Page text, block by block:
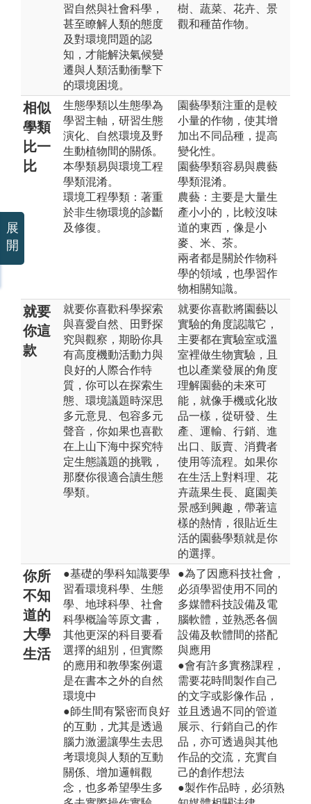
習自然與社會科學，
甚至瞭解人類的態度
及對環境問題的認
知，才能解決氣候變
遷與人類活動衝擊下
的環境困境。
樹、蔬菜、花卉、景
觀和種苗作物。
相似
學類
比一
比
生態學類以生態學為
學習主軸，研習生態
演化、自然環境及野
生動植物間的關係。
本學類易與環境工程
學類混淆。
環境工程學類：著重
於非生物環境的診斷
及修復。
園藝學類注重的是較
小量的作物，使其增
加出不同品種，提高
變化性。
園藝學類容易與農藝
學類混淆。
農藝：主要是大量生
產小小的，比較沒味
道的東西，像是小
麥、米、茶。
兩者都是關於作物科
學的領域，也學習作
物相關知識。
就要
你這
款
就要你喜歡科學探索
與喜愛自然、田野探
究與觀察，期盼你具
有高度機動活動力與
良好的人際合作特
質，你可以在探索生
態、環境議題時深思
多元意見、包容多元
聲音，你如果也喜歡
在上山下海中探究特
定生態議題的挑戰，
那麼你很適合讀生態
學類。
就要你喜歡將園藝以
實驗的角度認識它，
主要都在實驗室或溫
室裡做生物實驗，且
也以產業發展的角度
理解園藝的未來可
能，就像手機或化妝
品一樣，從研發、生
產、運輸、行銷、進
出口、販賣、消費者
使用等流程。如果你
在生活上對料理、花
卉蔬果生長、庭園美
景感到興趣，帶著這
樣的熱情，很貼近生
活的園藝學類就是你
的選擇。
你所
不知
道的
大學
生活
●基礎的學科知識要學
習看環境科學、生態
學、地球科學、社會
科學概論等原文書，
其他更深的科目要看
選擇的組別，但實際
的應用和教學案例還
是在書本之外的自然
環境中
●師生間有緊密而良好
的互動，尤其是透過
腦力激盪讓學生去思
考環境與人類的互動
關係、增加邏輯觀
念，也多希望學生多
●為了因應科技社會，
必須學習使用不同的
多媒體科技設備及電
腦軟體，並熟悉各個
設備及軟體間的搭配
與應用
●會有許多實務課程，
需要花時間製作自己
的文字或影像作品，
並且透過不同的管道
展示、行銷自己的作
品，亦可透過與其他
作品的交流，充實自
己的創作想法
●製作作品時，必須熟
展
開